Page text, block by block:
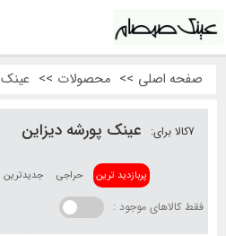
صفحه اصلی >> محصولات >> عینک
7کالا برای: عینک پورشه دیزاین
پربازدید ترین حراجی جدیدترین
فقط کالاهای موجود :